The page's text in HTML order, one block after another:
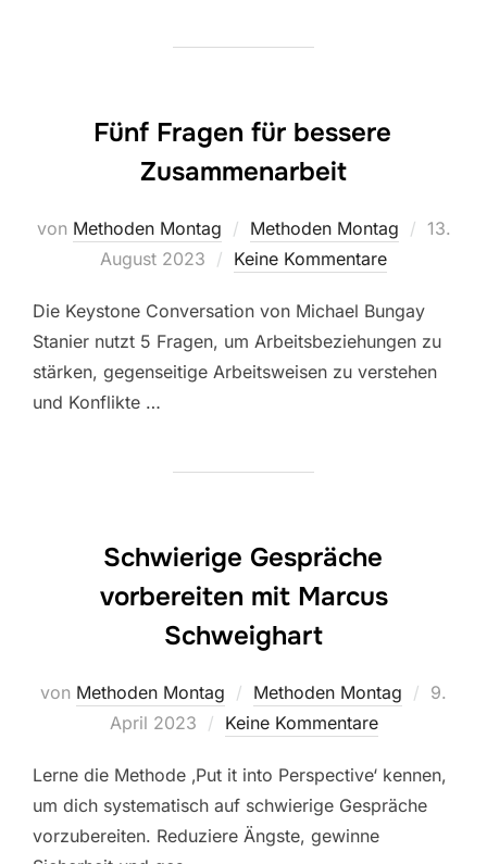
Fünf Fragen für bessere
Zusammenarbeit
von Methoden Montag Methoden Montag
13.
August 2023
Keine Kommentare
Die Keystone Conversation von Michael Bungay
Stanier nutzt 5 Fragen, um Arbeitsbeziehungen zu
stärken, gegenseitige Arbeitsweisen zu verstehen
und Konflikte …
Schwierige Gespräche
vorbereiten mit Marcus
Schweighart
von Methoden Montag Methoden Montag
9.
April 2023
Keine Kommentare
Lerne die Methode ‚Put it into Perspective‘ kennen,
um dich systematisch auf schwierige Gespräche
vorzubereiten. Reduziere Ängste, gewinne